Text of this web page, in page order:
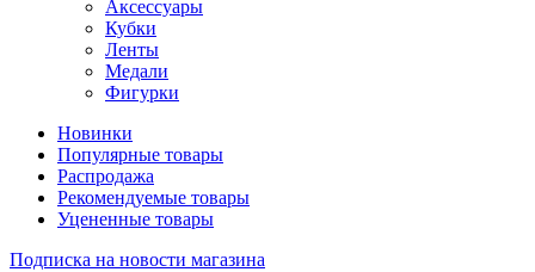
Аксессуары
Кубки
Ленты
Медали
Фигурки
Новинки
Популярные товары
Распродажа
Рекомендуемые товары
Уцененные товары
Подписка на новости магазина